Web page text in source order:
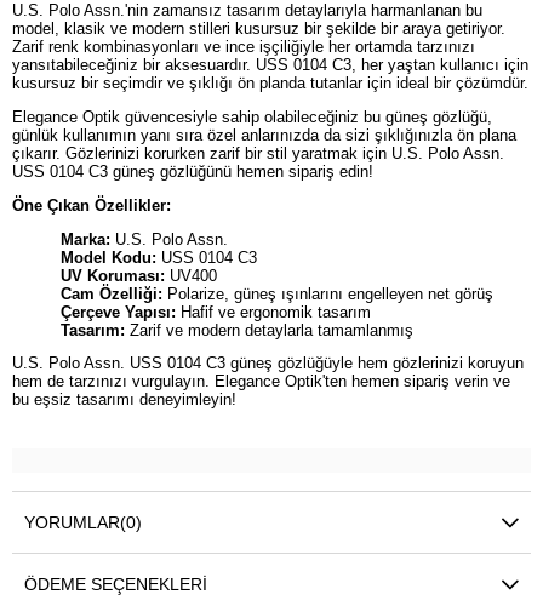
U.S. Polo Assn.'nin zamansız tasarım detaylarıyla harmanlanan bu
model, klasik ve modern stilleri kusursuz bir şekilde bir araya getiriyor.
Zarif renk kombinasyonları ve ince işçiliğiyle her ortamda tarzınızı
yansıtabileceğiniz bir aksesuardır. USS 0104 C3, her yaştan kullanıcı için
kusursuz bir seçimdir ve şıklığı ön planda tutanlar için ideal bir çözümdür.
Elegance Optik güvencesiyle sahip olabileceğiniz bu güneş gözlüğü,
günlük kullanımın yanı sıra özel anlarınızda da sizi şıklığınızla ön plana
çıkarır. Gözlerinizi korurken zarif bir stil yaratmak için U.S. Polo Assn.
USS 0104 C3 güneş gözlüğünü hemen sipariş edin!
Öne Çıkan Özellikler:
Marka: U.S. Polo Assn.
Model Kodu: USS 0104 C3
UV Koruması: UV400
Cam Özelliği: Polarize, güneş ışınlarını engelleyen net görüş
Çerçeve Yapısı: Hafif ve ergonomik tasarım
Tasarım: Zarif ve modern detaylarla tamamlanmış
U.S. Polo Assn. USS 0104 C3 güneş gözlüğüyle hem gözlerinizi koruyun
hem de tarzınızı vurgulayın. Elegance Optik'ten hemen sipariş verin ve
bu eşsiz tasarımı deneyimleyin!
YORUMLAR(0)
ÖDEME SEÇENEKLERI